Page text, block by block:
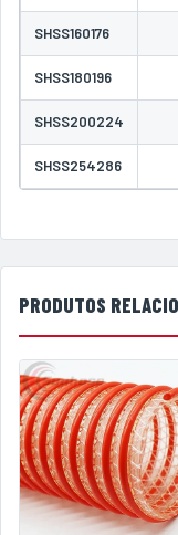
SHSS160176
SHSS180196
SHSS200224
SHSS254286
PRODUTOS